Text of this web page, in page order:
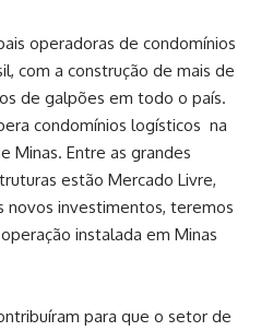
operadoras de condomínios
com a construção de mais de
de galpões em todo o país.
condomínios logísticos na
Minas. Entre as grandes
estão Mercado Livre,
novos investimentos, teremos
instalada em Minas
para que o setor de